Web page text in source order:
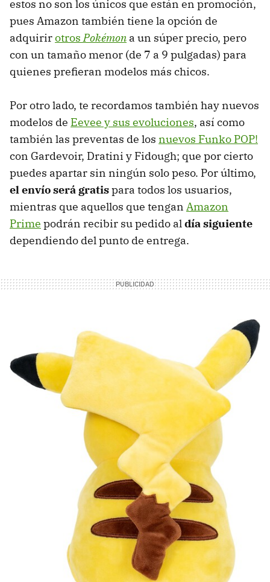
estos no son los únicos que están en promoción,
pues Amazon también tiene la opción de
adquirirotrosPokémon a un súper precio, pero
con un tamaño menor (de 7 a 9 pulgadas) para
quienes prefieran modelos más chicos.
Por otro lado, te recordamos también hay nuevos
modelos de Eevee y sus evoluciones, así como
también las preventas de los nuevos Funko POP!
con Gardevoir, Dratini y Fidough; que por cierto
puedes apartar sin ningún solo peso. Por último,
el envío será gratispara todos los usuarios,
mientras que aquellos que tengan Amazon
Prime podrán recibir su pedido aldía siguiente
dependiendo del punto de entrega.